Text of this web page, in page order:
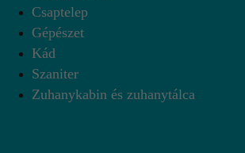
Csaptelep
Gépészet
Kád
Szaniter
Zuhanykabin és zuhanytálca